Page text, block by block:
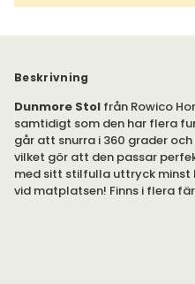
Beskrivning
Dunmore Stol från Rowico
samtidigt som den har flera
går att snurra i 360 grader
vilket gör att den passar
med sitt stilfulla uttryck minst
vid matplatsen! Finns i flera